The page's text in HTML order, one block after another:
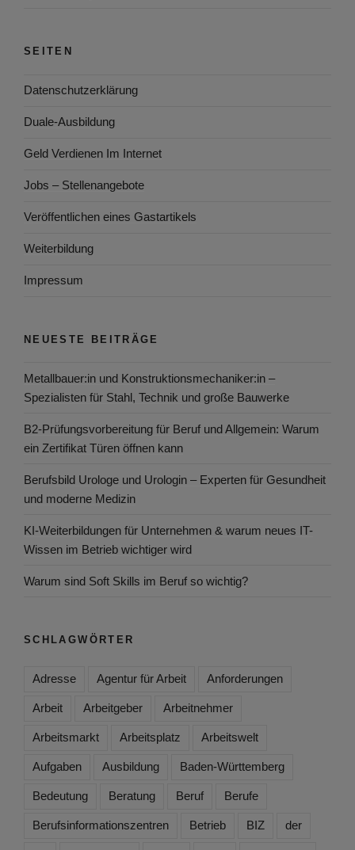
SEITEN
Datenschutzerklärung
Duale-Ausbildung
Geld Verdienen Im Internet
Jobs – Stellenangebote
Veröffentlichen eines Gastartikels
Weiterbildung
Impressum
NEUESTE BEITRÄGE
Metallbauer:in und Konstruktionsmechaniker:in –
Spezialisten für Stahl, Technik und große Bauwerke
B2-Prüfungsvorbereitung für Beruf und Allgemein: Warum
ein Zertifikat Türen öffnen kann
Berufsbild Urologe und Urologin – Experten für Gesundheit
und moderne Medizin
KI-Weiterbildungen für Unternehmen & warum neues IT-
Wissen im Betrieb wichtiger wird
Warum sind Soft Skills im Beruf so wichtig?
SCHLAGWÖRTER
Adresse Agentur für Arbeit Anforderungen
Arbeit Arbeitgeber Arbeitnehmer
Arbeitsmarkt Arbeitsplatz Arbeitswelt
Aufgaben Ausbildung Baden-Württemberg
Bedeutung Beratung Beruf Berufe
Berufsinformationszentren Betrieb BIZ der